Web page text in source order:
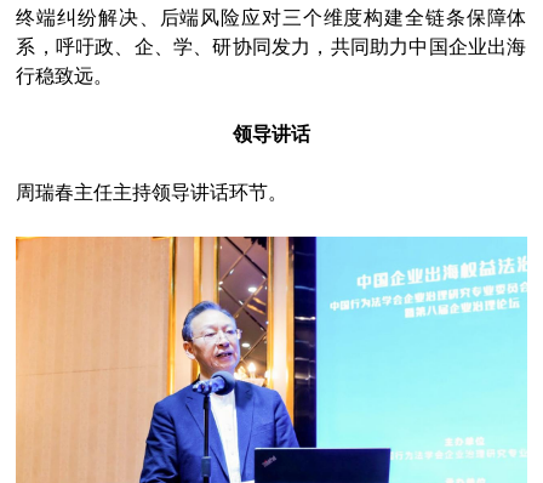
终端纠纷解决、后端风险应对三个维度构建全链条保障体
系，呼吁政、企、学、研协同发力，共同助力中国企业出海
行稳致远。
领导讲话
周瑞春主任主持领导讲话环节。